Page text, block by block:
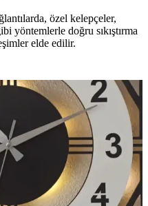
özel kelepçeler,
yöntemlerle doğru sıkıştırma
elde edilir.